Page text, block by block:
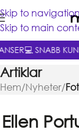
Skip to
Skip to main
💻 SNABB
Artiklar
Hem/Nyheter/
Ellen